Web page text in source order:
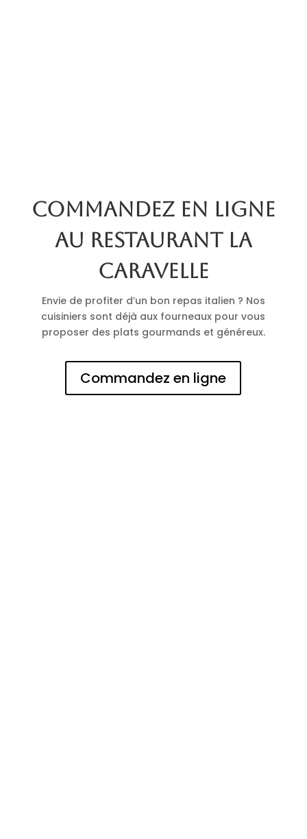
Commandez en ligne
au restaurant La
Caravelle
Envie de profiter d’un bon repas italien ? Nos
cuisiniers sont déjà aux fourneaux pour vous
proposer des plats gourmands et généreux.
Commandez en ligne